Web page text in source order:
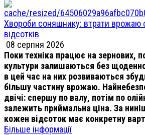
Хвороби соняшнику: втрати врожаю
відсотків
08 серпня 2026
Поки техніка працює на зернових,
культури залишаються без
в цей час на них розвиваються
більшу частину врожаю.
двічі: спершу по валу, потім по
залежить приймальна ціна. За
кожен відсоток має конкретну
Більше інформації